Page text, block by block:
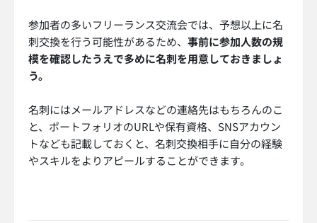
参加者の多いフリーランス交流会では、予想以上に名
刺交換を行う可能性があるため、 事前に参加人数の規
模を確認したうえで多めに名刺を用意しておきましょ
う。
名刺にはメールアドレスなどの連絡先はもちろんのこ
と、ポートフォリオのURLや保有資格、SNSアカウン
トなども記載しておくと、名刺交換相手に自分の経験
やスキルをよりアピールすることができます。